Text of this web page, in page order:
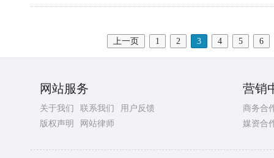
上一页 1 2 3 4 5 6
网站服务
关于我们 联系我们
用户反馈
版权声明
网站律师
营销
商务合
媒资合